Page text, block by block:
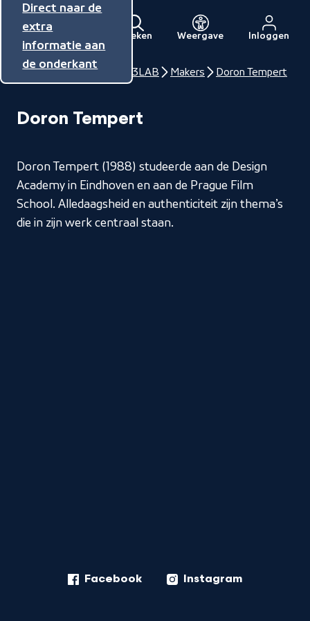
Direct naar de
inhoud
Direct naar de
hoofdnavigatie
Direct naar de
extra
informatie aan
de onderkant
Menu
Naar
de
beginpagina
NPO
Zoeken Weergave Inloggen
Home NPO Talent 3LAB Makers Doron Tempert
Doron Tempert
Doron Tempert (1988) studeerde aan de Design
Academy in Eindhoven en aan de Prague Film
School. Alledaagsheid en authenticiteit zijn thema’s
die in zijn werk centraal staan.
Facebook Instagram